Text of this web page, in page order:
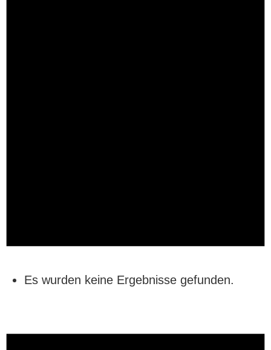
Es wurden keine Ergebnisse gefunden.